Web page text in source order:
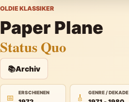
OLDIE KLASSIKER
Paper Plane
Status Quo
📚Archiv
📅
ERSCHIENEN
🎸
GENRE / DEKADE